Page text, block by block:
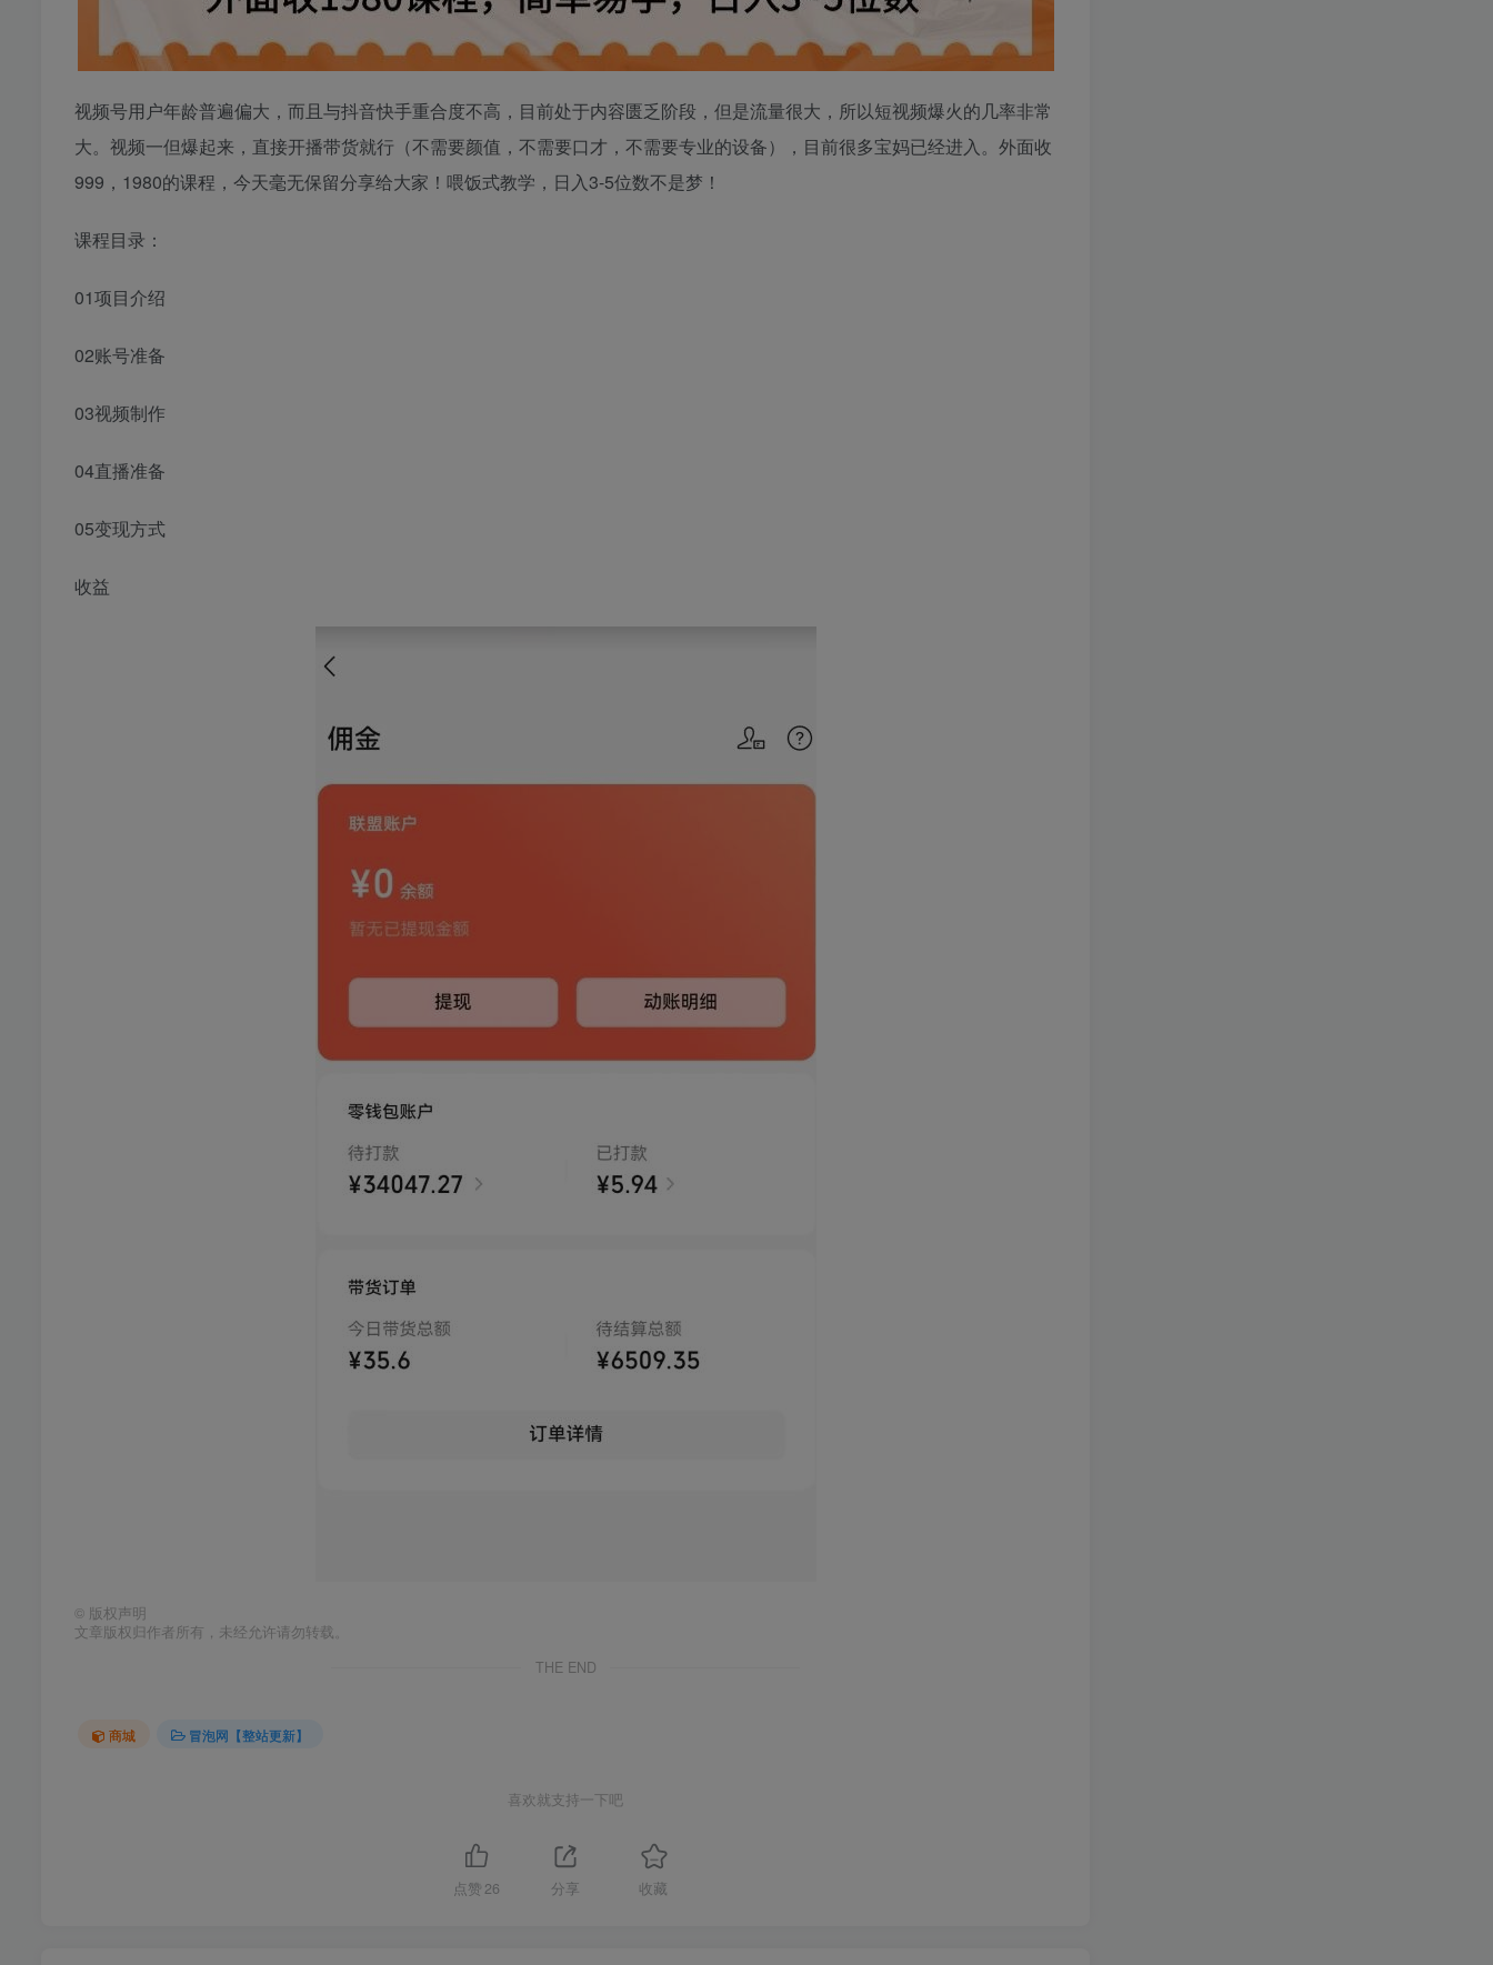
视频号用户年龄普遍偏大，而且与抖音快手重合度不高，目前处于内容匮乏阶段，但是流量很大，所以短视频爆火的几率非常
大。视频一但爆起来，直接开播带货就行（不需要颜值，不需要口才，不需要专业的设备），目前很多宝妈已经进入。外面收
999，1980的课程，今天毫无保留分享给大家！喂饭式教学，日入3-5位数不是梦！
课程目录：
01项目介绍
02账号准备
03视频制作
04直播准备
05变现方式
收益
© 版权声明
文章版权归作者所有，未经允许请勿转载。
THE END
商城 冒泡网【整站更新】
喜欢就支持一下吧
点赞 26 分享 收藏